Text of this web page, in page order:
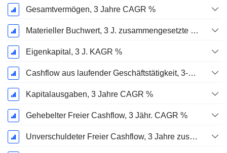
Gesamtvermögen, 3 Jahre CAGR %
Materieller Buchwert, 3 J. zusammengesetzte jährliche Wachstumsrate %
Eigenkapital, 3 J. KAGR %
Cashflow aus laufender Geschäftstätigkeit, 3-Jahres-CAGR %
Kapitalausgaben, 3 Jahre CAGR %
Gehebelter Freier Cashflow, 3 Jähr. CAGR %
Unverschuldeter Freier Cashflow, 3 Jahre zusammengesetzte jährliche Wachstumsrate %